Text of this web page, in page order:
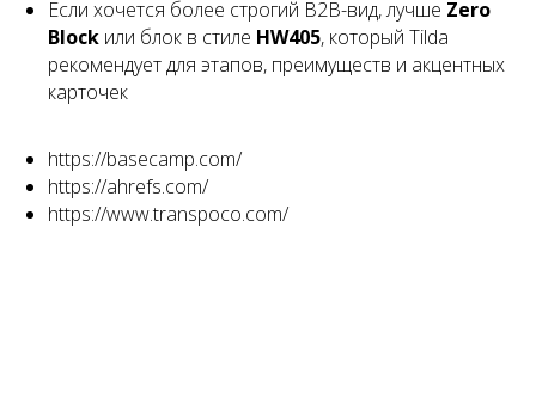
Если хочется более строгий B2B-вид, лучше Zero
Block или блок в стиле HW405, который Tilda
рекомендует для этапов, преимуществ и акцентных
карточек
https://basecamp.com/
https://ahrefs.com/
https://www.transpoco.com/